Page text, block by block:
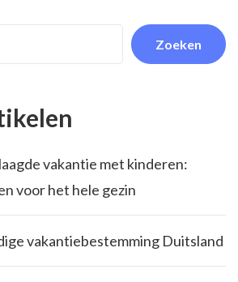
Zoeken
vakantie met kinderen:
voor het hele gezin
vakantiebestemming Duitsland